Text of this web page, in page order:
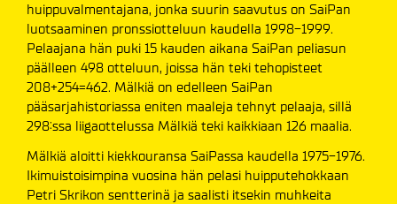
huippuvalmentajana, jonka suurin saavutus on SaiPan
luotsaaminen pronssiotteluun kaudella 1998-1999.
Pelaajana hän puki 15 kauden aikana SaiPan peliasun
päälleen 498 otteluun, joissa hän teki tehopisteet
208+254=462. Mälkiä on edelleen SaiPan
pääsarjahistoriassa eniten maaleja tehnyt pelaaja, sillä
298:ssa liigaottelussa Mälkiä teki kaikkiaan 126 maalia.
Mälkiä aloitti kiekkouransa SaiPassa kaudella 1975-1976.
Ikimuistoisimpina vuosina hän pelasi huipputehokkaan
Petri Skrikon sentterinä ja saalisti itsekin muhkeita